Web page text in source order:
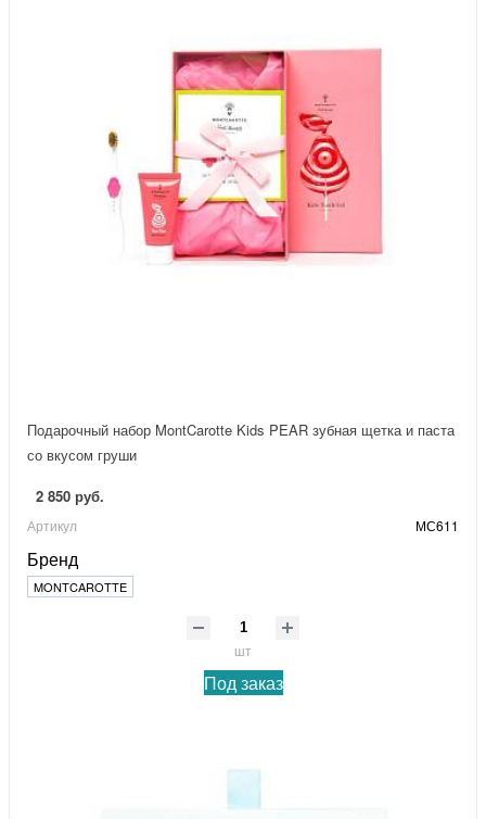
Подарочный набор MontCarotte Kids PEAR зубная щетка и паста
со вкусом груши
2 850 руб.
Артикул МС611
Бренд
MONTCAROTTE
шт
Под заказ